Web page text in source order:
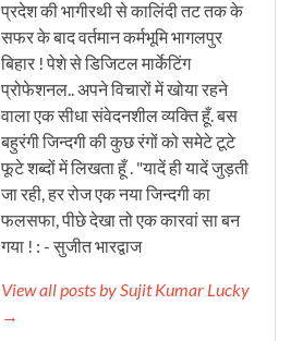
प्रदेश की भागीरथी से कालिंदी तट तक के
सफर के बाद वर्तमान कर्मभूमि भागलपुर
बिहार ! पेशे से डिजिटल मार्केटिंग
प्रोफेशनल.. अपने विचारों में खोया रहने
वाला एक सीधा संवेदनशील व्यक्ति हूँ. बस
बहुरंगी जिन्दगी की कुछ रंगों को समेटे टूटे
फूटे शब्दों में लिखता हूँ . "यादें ही यादें जुड़ती
जा रही, हर रोज एक नया जिन्दगी का
फलसफा, पीछे देखा तो एक कारवां सा बन
गया ! : - सुजीत भारद्वाज
View all posts by Sujit Kumar Lucky
→